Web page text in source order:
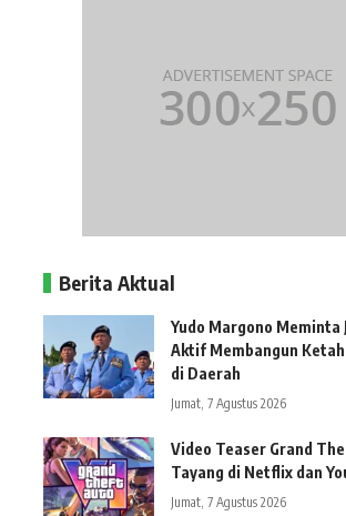
Berita Aktual
Yudo Margono Meminta
Aktif Membangun
di Daerah
Jumat, 7 Agustus 2026
Video Teaser Grand
Tayang di Netflix dan
Jumat, 7 Agustus 2026